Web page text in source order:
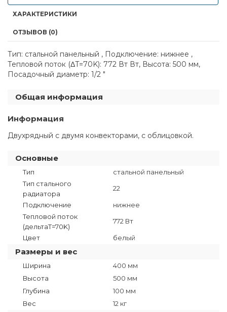
ХАРАКТЕРИСТИКИ
ОТЗЫВОВ (0)
Тип: стальной панельный , Подключение: нижнее ,
Тепловой поток (ΔT=70K): 772 Вт Вт, Высота: 500 мм,
Посадочный диаметр: 1/2 "
Общая информация
Информация
Двухрядный с двумя конвекторами, с облицовкой.
Основные
Тип
стальной панельный
Тип стального
радиатора
22
Подключение
нижнее
Тепловой поток
(дельтаT=70K)
772 Вт
Цвет белый
Размеры и вес
Ширина
400 мм
Высота
500 мм
Глубина
100 мм
Вес
12 кг